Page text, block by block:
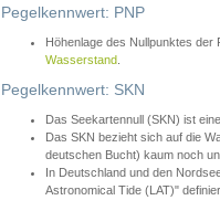
Pegelkennwert: PNP
Höhenlage des Nullpunktes der
Wasserstand
Pegelkennwert: SKN
Das Seekartennull (SKN) ist
Das SKN bezieht sich auf die
deutschen Bucht) kaum noch
In Deutschland und den
Astronomical Tide (LAT)"